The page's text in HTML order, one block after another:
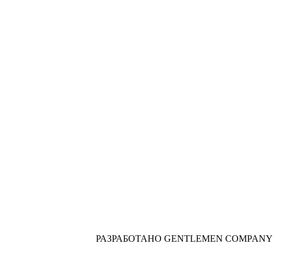
РАЗРАБОТАНО GENTLEMEN COMPANY